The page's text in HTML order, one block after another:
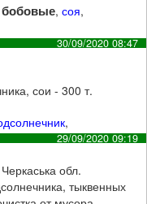
,соя,
30/09/2020 08:47
сои - 300 т.
,
29/09/2020 09:19
обл.
тыквенных